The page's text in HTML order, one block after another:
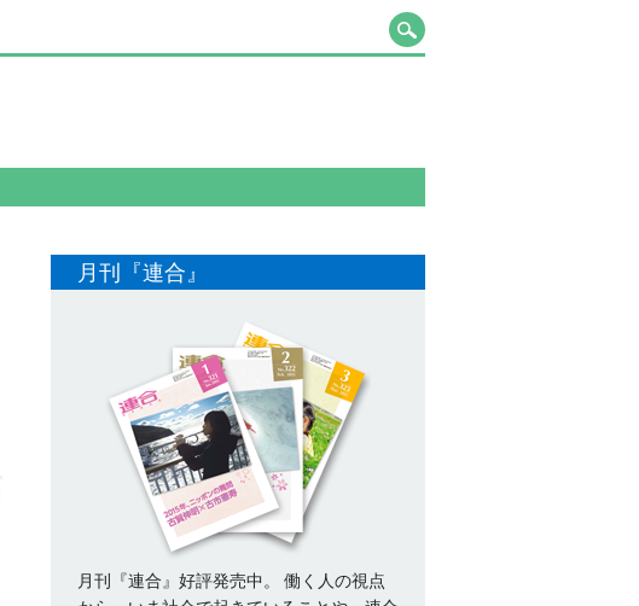
月刊『連合』
月刊『連合』好評発売中。 働く人の視点